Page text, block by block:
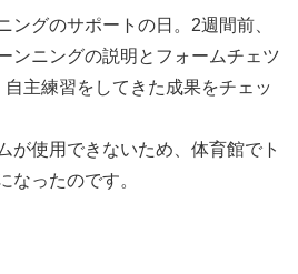
ングのサポートの日。2週間前、
ンニングの説明とフォームチェツ
主練習をしてきた成果をチェッ
が使用できないため、体育館でト
なったのです。